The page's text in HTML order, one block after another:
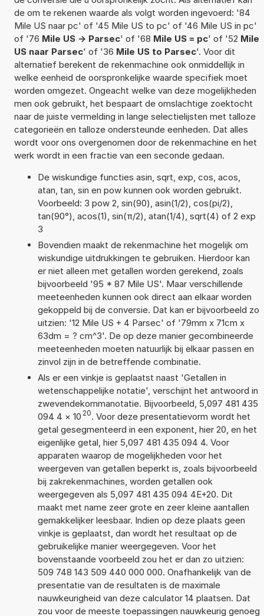
de om te rekenen waarde als volgt worden ingevoerd: '84
Mile US naar pc' of '45 Mile US to pc' of '46 Mile US in pc'
of '76 Mile US -> Parsec' of '68 Mile US = pc' of '52 Mile
US naar Parsec' of '36 Mile US to Parsec'. Voor dit
alternatief berekent de rekenmachine ook onmiddellijk in
welke eenheid de oorspronkelijke waarde specifiek moet
worden omgezet. Ongeacht welke van deze mogelijkheden
men ook gebruikt, het bespaart de omslachtige zoektocht
naar de juiste vermelding in lange selectielijsten met talloze
categorieën en talloze ondersteunde eenheden. Dat alles
wordt voor ons overgenomen door de rekenmachine en het
werk wordt in een fractie van een seconde gedaan.
De wiskundige functies asin, sqrt, exp, cos, acos,
atan, tan, sin en pow kunnen ook worden gebruikt.
Voorbeeld: 3 pow 2, sin(90), asin(1/2), cos(pi/2),
tan(90°), acos(1), sin(π/2), atan(1/4), sqrt(4) of 2 exp
3
Bovendien maakt de rekenmachine het mogelijk om
wiskundige uitdrukkingen te gebruiken. Hierdoor kan
er niet alleen met getallen worden gerekend, zoals
bijvoorbeeld '95 * 87 Mile US'. Maar verschillende
meeteenheden kunnen ook direct aan elkaar worden
gekoppeld bij de conversie. Dat kan er bijvoorbeeld zo
uitzien: '12 Mile US + 4 Parsec' of '79mm x 71cm x
63dm = ? cm^3'. De op deze manier gecombineerde
meeteenheden moeten natuurlijk bij elkaar passen en
zinvol zijn in de betreffende combinatie.
Als er een vinkje is geplaatst naast 'Getallen in
wetenschappelijke notatie', verschijnt het antwoord in
zwevendekommanotatie. Bijvoorbeeld, 5,097 481 435
094 4 × 10 20. Voor deze presentatievorm wordt het
getal gesegmenteerd in een exponent, hier 20, en het
eigenlijke getal, hier 5,097 481 435 094 4. Voor
apparaten waarop de mogelijkheden voor het
weergeven van getallen beperkt is, zoals bijvoorbeeld
bij zakrekenmachines, worden getallen ook
weergegeven als 5,097 481 435 094 4E+20. Dit
maakt met name zeer grote en zeer kleine aantallen
gemakkelijker leesbaar. Indien op deze plaats geen
vinkje is geplaatst, dan wordt het resultaat op de
gebruikelijke manier weergegeven. Voor het
bovenstaande voorbeeld zou het er dan zo uitzien:
509 748 143 509 440 000 000. Onafhankelijk van de
presentatie van de resultaten is de maximale
nauwkeurigheid van deze calculator 14 plaatsen. Dat
zou voor de meeste toepassingen nauwkeurig genoeg